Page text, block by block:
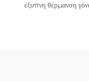
έξυπνη θέρμανση